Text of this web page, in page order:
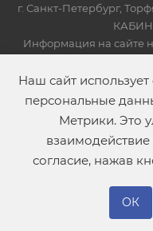
г. Санкт-Петербург,
Информация на сайте
2019-
Наш сайт
персональные
Метрики. Это
согласие, нажав
ОК